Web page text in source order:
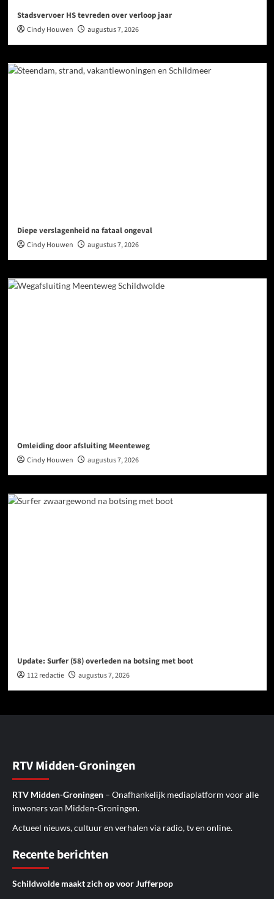
Stadsvervoer HS tevreden over verloop jaar
Cindy Houwen augustus 7, 2026
Diepe verslagenheid na fataal ongeval
Cindy Houwen augustus 7, 2026
Omleiding door afsluiting Meenteweg
Cindy Houwen augustus 7, 2026
Update: Surfer (58) overleden na botsing met boot
112 redactie augustus 7, 2026
RTV Midden-Groningen
RTV Midden-Groningen – Onafhankelijk mediaplatform voor alle
inwoners van Midden-Groningen.
Actueel nieuws, cultuur en verhalen via radio, tv en online.
Recente berichten
Schildwolde maakt zich op voor Jufferpop